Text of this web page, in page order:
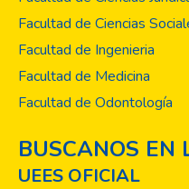
Facultad de Ciencias
Facultad de Ingenieria
Facultad de Medicina
Facultad de Odontología
BUSCANOS EN
UEES OFICIAL